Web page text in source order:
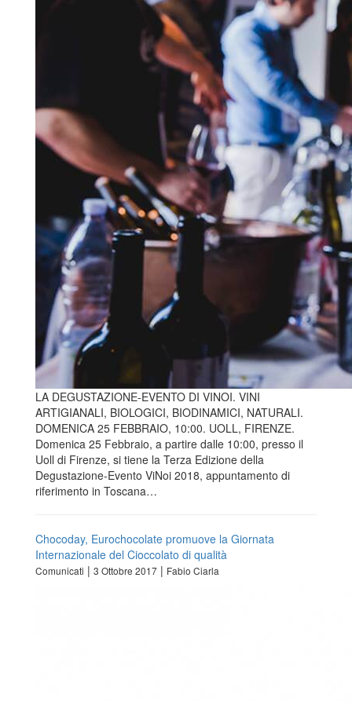
LA DEGUSTAZIONE-EVENTO DI VINOI. VINI
ARTIGIANALI, BIOLOGICI, BIODINAMICI, NATURALI.
DOMENICA 25 FEBBRAIO, 10:00. UOLL, FIRENZE.
Domenica 25 Febbraio, a partire dalle 10:00, presso il
Uoll di Firenze, si tiene la Terza Edizione della
Degustazione-Evento ViNoi 2018, appuntamento di
riferimento in Toscana…
Chocoday, Eurochocolate promuove la Giornata
Internazionale del Cioccolato di qualità
Comunicati | 3 Ottobre 2017 | Fabio Ciarla